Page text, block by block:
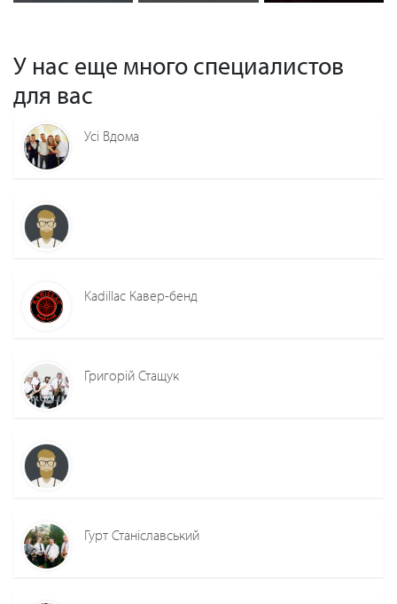
У нас еще много специалистов
для вас
Усі Вдома
Kadillac Кавер-бенд
Григорій Стащук
Гурт Станіславський